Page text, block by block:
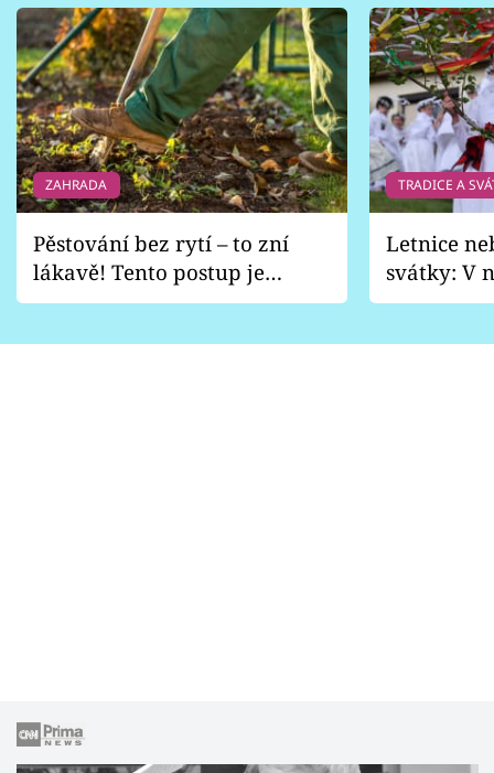
ZAHRADA
Pěstování bez rytí – to zní
lákavě! Tento postup je
vhodný jen pro některé
TRADICE A
Letnice
svátky: V
pondělí